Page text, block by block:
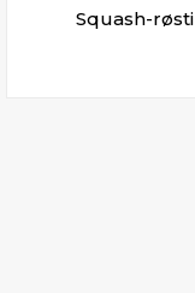
Squash-røsti